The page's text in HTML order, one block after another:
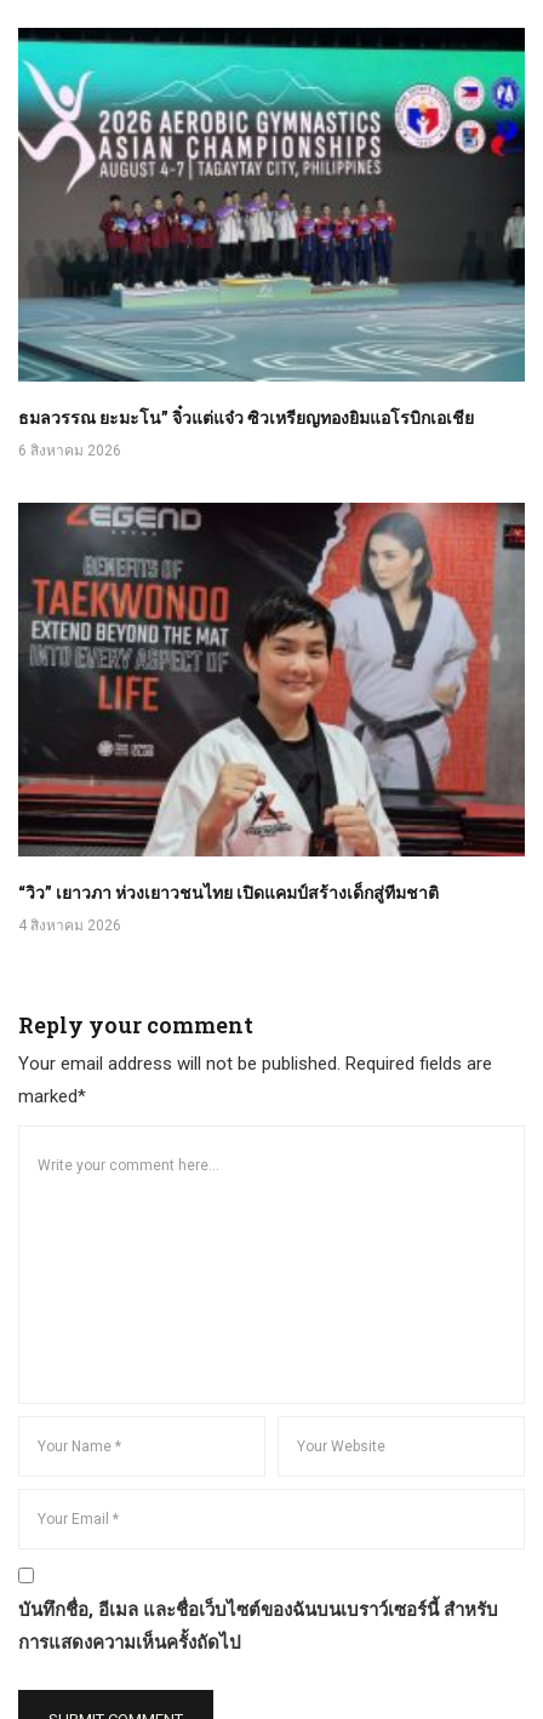
ธมลวรรณ ยะมะโน” จิ๋วแต่แจ๋ว ซิวเหรียญทองยิมแอโรบิกเอเชีย
6 สิงหาคม 2026
“วิว” เยาวภา ห่วงเยาวชนไทย เปิดแคมป์สร้างเด็กสู่ทีมชาติ
4 สิงหาคม 2026
Reply your comment
Your email address will not be published. Required fields are
marked*
บันทึกชื่อ, อีเมล และชื่อเว็บไซต์ของฉันบนเบราว์เซอร์นี้ สำหรับ
การแสดงความเห็นครั้งถัดไป